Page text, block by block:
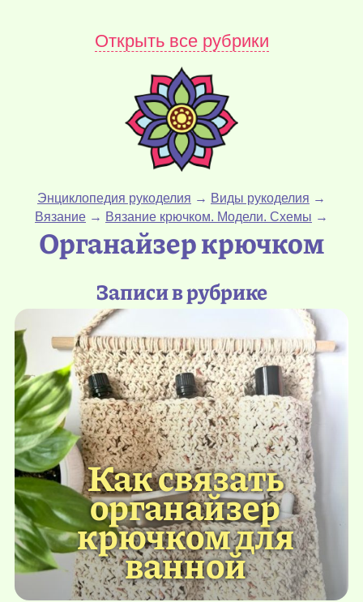
Открыть все рубрики
Энциклопедия рукоделия → Виды рукоделия →
Вязание → Вязание крючком. Модели. Схемы →
Органайзер крючком
Записи в рубрике
Как связать
органайзер
крючком для
ванной